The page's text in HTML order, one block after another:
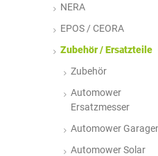
NERA
EPOS / CEORA
Zubehör / Ersatzteile
Zubehör
Automower
Ersatzmesser
Automower
Automower Solar